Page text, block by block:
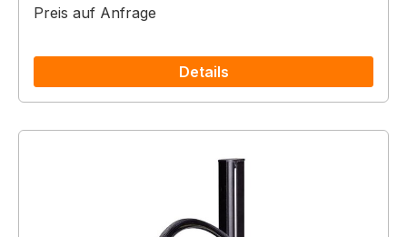
Preis auf Anfrage
Details